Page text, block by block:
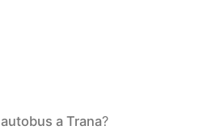
autobus a Trana?